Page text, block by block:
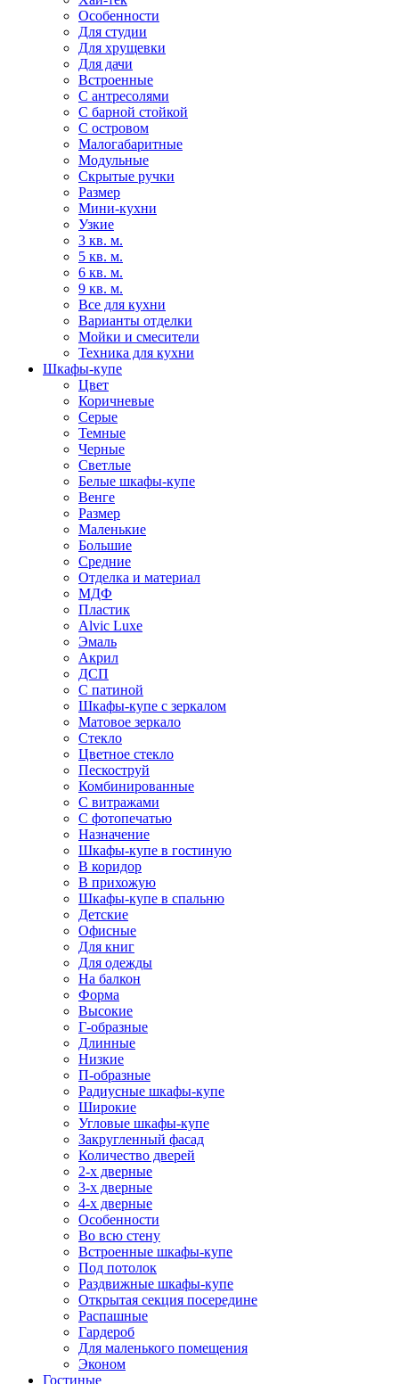
Особенности
Для студии
Для хрущевки
Для дачи
Встроенные
С антресолями
С барной стойкой
С островом
Малогабаритные
Модульные
Скрытые ручки
Размер
Мини-кухни
Узкие
3 кв. м.
5 кв. м.
6 кв. м.
9 кв. м.
Все для кухни
Варианты отделки
Мойки и смесители
Техника для кухни
Шкафы-купе
Цвет
Коричневые
Серые
Темные
Черные
Светлые
Белые шкафы-купе
Венге
Размер
Маленькие
Большие
Средние
Отделка и материал
МДФ
Пластик
Alvic Luxe
Эмаль
Акрил
ДСП
С патиной
Шкафы-купе с зеркалом
Матовое зеркало
Стекло
Цветное стекло
Пескоструй
Комбинированные
С витражами
С фотопечатью
Назначение
Шкафы-купе в гостиную
В коридор
В прихожую
Шкафы-купе в спальню
Детские
Офисные
Для книг
Для одежды
На балкон
Форма
Высокие
Г-образные
Длинные
Низкие
П-образные
Радиусные шкафы-купе
Широкие
Угловые шкафы-купе
Закругленный фасад
Количество дверей
2-х дверные
3-х дверные
4-х дверные
Особенности
Во всю стену
Встроенные шкафы-купе
Под потолок
Раздвижные шкафы-купе
Открытая секция посередине
Распашные
Гардероб
Для маленького помещения
Эконом
Гостиные